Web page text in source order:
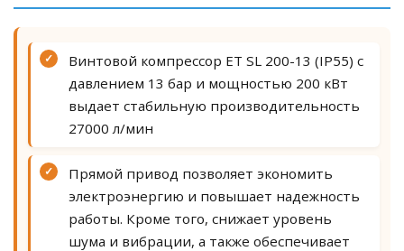
✓
Винтовой компрессор ET SL 200-13 (IP55) с
давлением 13 бар и мощностью 200 кВт
выдает стабильную производительность
27000 л/мин
✓
Прямой привод позволяет экономить
электроэнергию и повышает надежность
работы. Кроме того, снижает уровень
шума и вибрации, а также обеспечивает